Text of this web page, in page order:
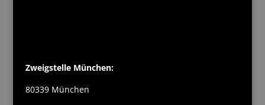
Zweigstelle München:
80339 München